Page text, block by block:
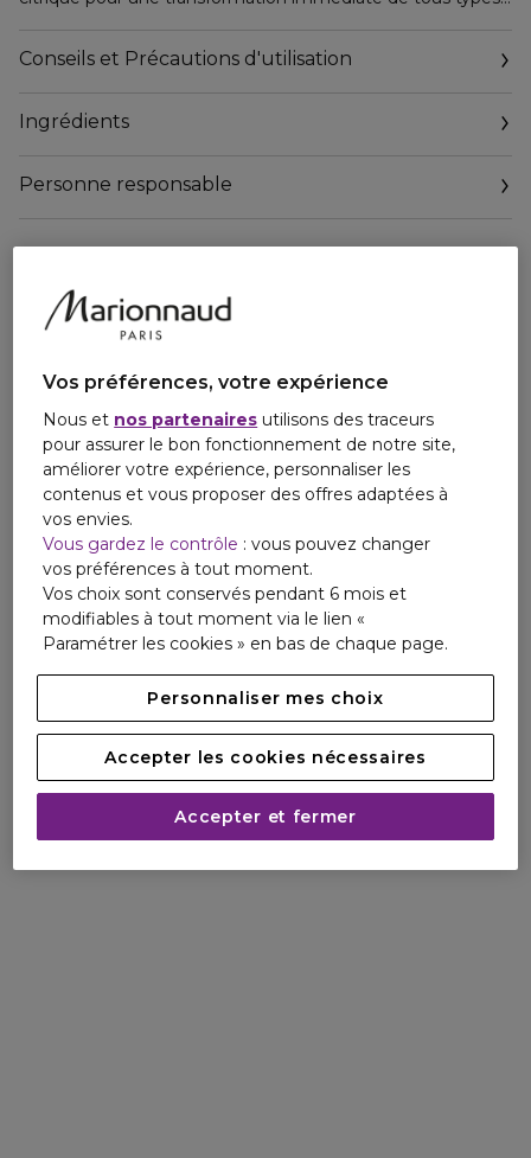
citrique est un acide alpha-hydroxy présent dans notre
complexe de soin bonding qui aide à fortifier les ponts
après les services de décoloration ou de coloration. Acidic
ACIDES pour sceller les cuticules et aider à protéger la
couleur et son éclat. . Les plus BONDING pour renforcer les
CONCENTRÉS pour une revitalisation ultime des cheveux.
un démêlage instantané et une réparation intense pour
tous les types et textures de cheveux. Des résultats
immédiats : - 16% de complexe de soin revitalisant pour
72H d’hydratation intense** - Cheveux brillants pendant 3
jours** - Cheveux 3x plus forts* - Démêlage 14x plus facile*
*test masque abc 5 min vs shampooing classique **test
consommateur sur 109 personnes
Conseils et Précautions d'utilisation
Ingrédients
Personne responsable
Vos préférences, votre expérience
Nous et nos partenaires utilisons des traceurs
pour assurer le bon fonctionnement de notre site,
améliorer votre expérience, personnaliser les
contenus et vous proposer des offres adaptées à
vos envies.
Vous gardez le contrôle : vous pouvez changer
vos préférences à tout moment.
Vos choix sont conservés pendant 6 mois et
modifiables à tout moment via le lien «
Paramétrer les cookies » en bas de chaque page.
Personnaliser mes choix
Accepter les cookies nécessaires
Accepter et fermer